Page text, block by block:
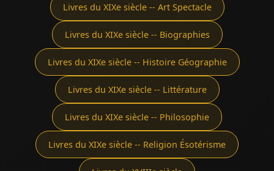
Livres du XIXe siècle -- Art Spectacle
Livres du XIXe siècle -- Biographies
Livres du XIXe siècle -- Histoire Géographie
Livres du XIXe siècle -- Littérature
Livres du XIXe siècle -- Philosophie
Livres du XIXe siècle -- Religion Ésotérisme